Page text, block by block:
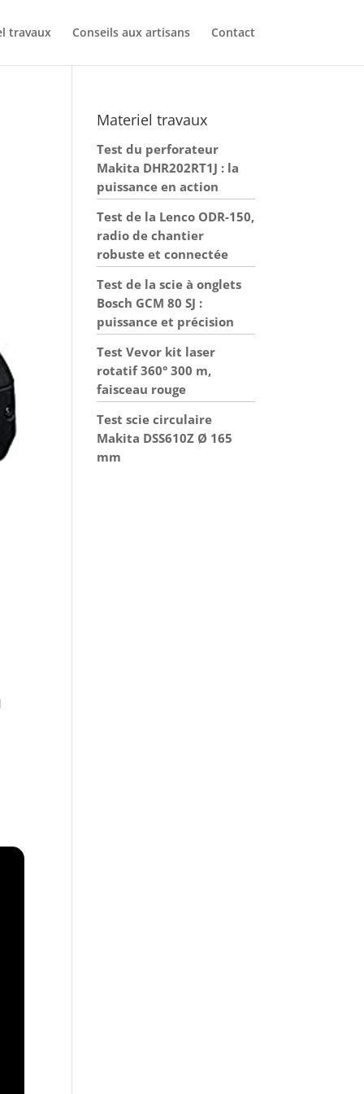
travaux Conseils aux artisans Contact
Materiel travaux
Test du perforateur
Makita DHR202RT1J : la
puissance en action
Test de la Lenco ODR-150,
radio de chantier
robuste et connectée
Test de la scie à onglets
Bosch GCM 80 SJ :
puissance et précision
Test Vevor kit laser
rotatif 360° 300 m,
faisceau rouge
Test scie circulaire
Makita DSS610Z Ø 165
mm